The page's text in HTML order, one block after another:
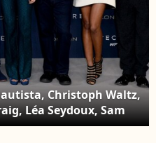
Christoph Waltz,
Léa Seydoux, Sam
Whishaw et Andrew